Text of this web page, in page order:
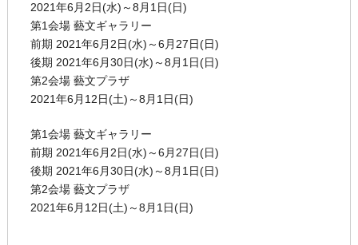
2021年6月2日(水)～8月1日(日)
第1会場 藝文ギャラリー
前期 2021年6月2日(水)～6月27日(日)
後期 2021年6月30日(水)～8月1日(日)
第2会場 藝文プラザ
2021年6月12日(土)～8月1日(日)
第1会場 藝文ギャラリー
前期 2021年6月2日(水)～6月27日(日)
後期 2021年6月30日(水)～8月1日(日)
第2会場 藝文プラザ
2021年6月12日(土)～8月1日(日)